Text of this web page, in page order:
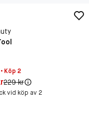
Köp 2
kr
Original pris:
229 kr
vid köp av 2